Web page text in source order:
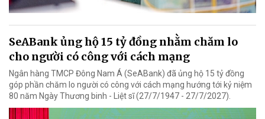
SeABank ủng hộ 15 tỷ đồng nhằm chăm lo
cho người có công với cách mạng
Ngân hàng TMCP Đông Nam Á (SeABank) đã ủng hộ 15 tỷ đồng
góp phần chăm lo người có công với cách mạng hướng tới kỷ niệm
80 năm Ngày Thương binh - Liệt sĩ (27/7/1947 - 27/7/2027).